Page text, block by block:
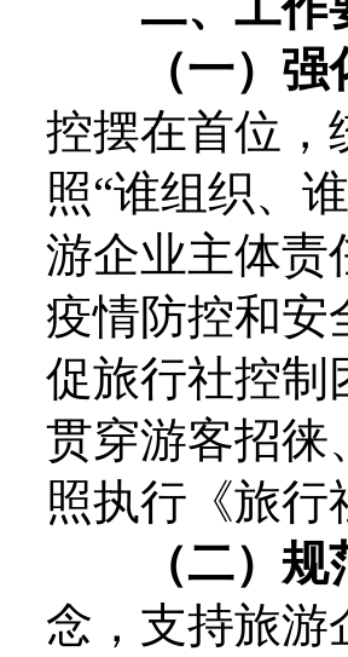
（一）
控摆在首位，
照“谁组织、
游企业主体责
疫情防控和安
促旅行社控制
贯穿游客招徕
照执行《旅行
（二）
念，支持旅游